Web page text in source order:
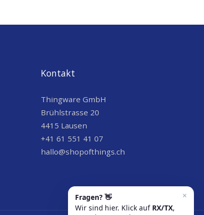
Kontakt
Thingware GmbH
Brühlstrasse 20
4415 Lausen
+41 61 551 41 07
hallo@shopofthings.ch